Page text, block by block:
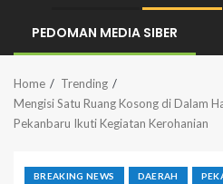
PEDOMAN MEDIA SIBER
Home
Trending
Mengisi Satu Ruang Kosong di Dalam
Pekanbaru Ikuti Kegiatan Kerohanian
BREAKING NEWS DAERAH